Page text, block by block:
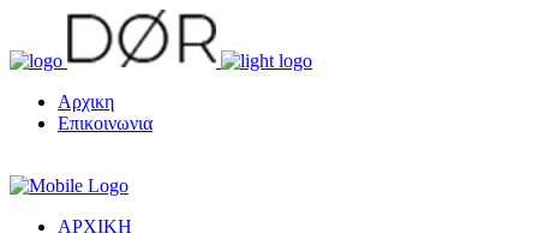
Αρχικη
Επικοινωνια
ΑΡΧΙΚΗ